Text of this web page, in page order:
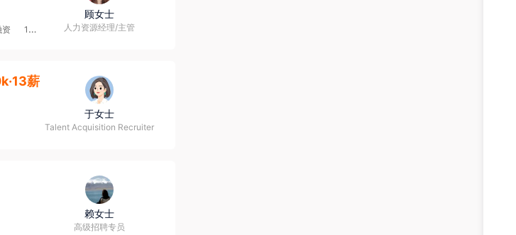
资 100-499人
顾女士
人力资源经理/主管
薪
于女士
Talent Acquisition Recruiter
赖女士
高级招聘专员